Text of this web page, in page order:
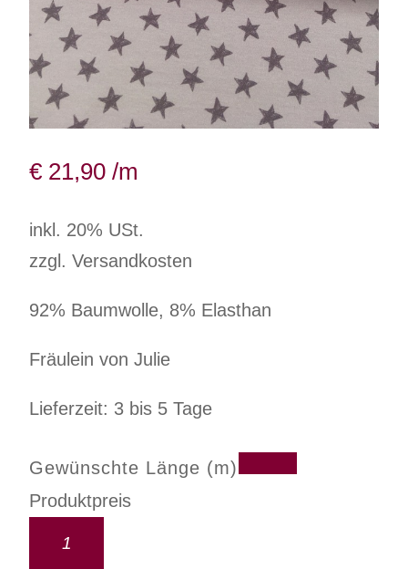
€ 21,90 /m
inkl. 20% USt.
zzgl. Versandkosten
92% Baumwolle, 8% Elasthan
Fräulein von Julie
Lieferzeit: 3 bis 5 Tage
Gewünschte Länge (m)
Produktpreis